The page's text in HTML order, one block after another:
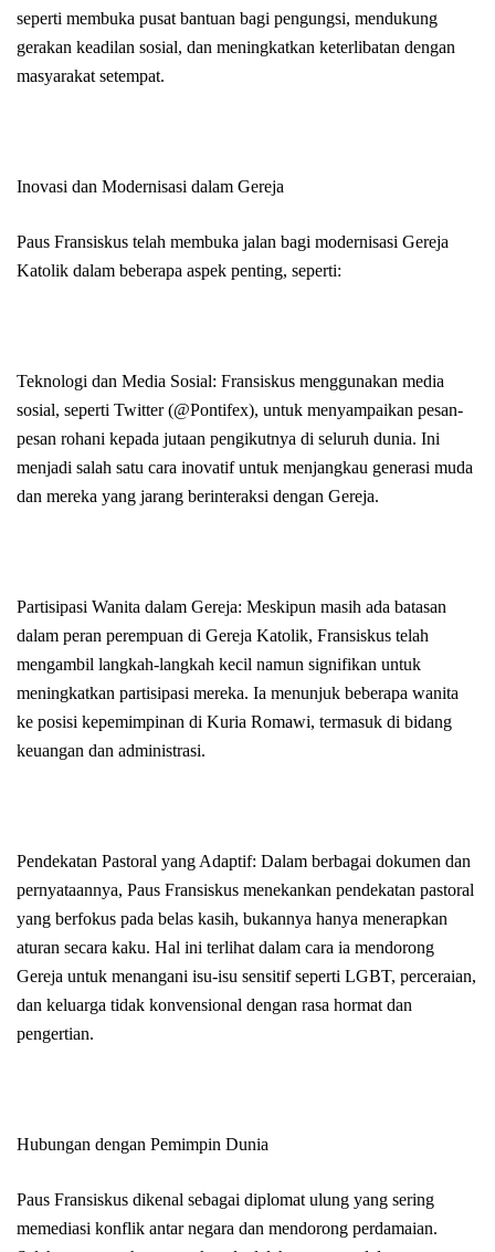
seperti membuka pusat bantuan bagi pengungsi, mendukung
gerakan keadilan sosial, dan meningkatkan keterlibatan dengan
masyarakat setempat.
Inovasi dan Modernisasi dalam Gereja
Paus Fransiskus telah membuka jalan bagi modernisasi Gereja
Katolik dalam beberapa aspek penting, seperti:
Teknologi dan Media Sosial: Fransiskus menggunakan media
sosial, seperti Twitter (@Pontifex), untuk menyampaikan pesan-
pesan rohani kepada jutaan pengikutnya di seluruh dunia. Ini
menjadi salah satu cara inovatif untuk menjangkau generasi muda
dan mereka yang jarang berinteraksi dengan Gereja.
Partisipasi Wanita dalam Gereja: Meskipun masih ada batasan
dalam peran perempuan di Gereja Katolik, Fransiskus telah
mengambil langkah-langkah kecil namun signifikan untuk
meningkatkan partisipasi mereka. Ia menunjuk beberapa wanita
ke posisi kepemimpinan di Kuria Romawi, termasuk di bidang
keuangan dan administrasi.
Pendekatan Pastoral yang Adaptif: Dalam berbagai dokumen dan
pernyataannya, Paus Fransiskus menekankan pendekatan pastoral
yang berfokus pada belas kasih, bukannya hanya menerapkan
aturan secara kaku. Hal ini terlihat dalam cara ia mendorong
Gereja untuk menangani isu-isu sensitif seperti LGBT, perceraian,
dan keluarga tidak konvensional dengan rasa hormat dan
pengertian.
Hubungan dengan Pemimpin Dunia
Paus Fransiskus dikenal sebagai diplomat ulung yang sering
memediasi konflik antar negara dan mendorong perdamaian.